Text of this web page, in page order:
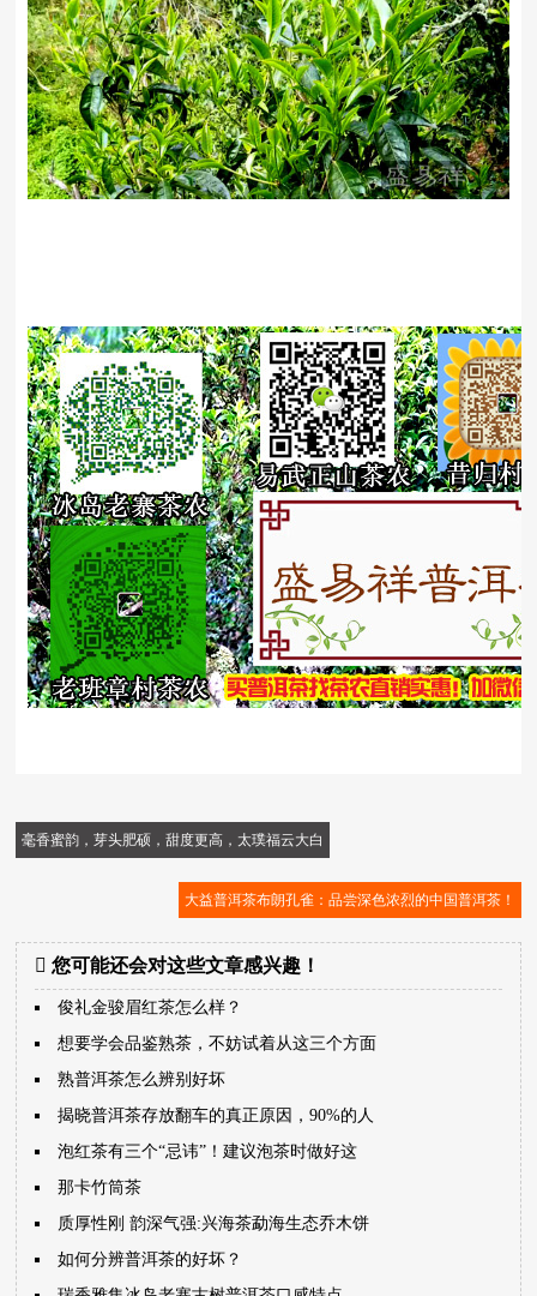
毫香蜜韵，芽头肥硕，甜度更高，太璞福云大白
大益普洱茶布朗孔雀：品尝深色浓烈的中国普洱茶！
您可能还会对这些文章感兴趣！
俊礼金骏眉红茶怎么样？
想要学会品鉴熟茶，不妨试着从这三个方面
熟普洱茶怎么辨别好坏
揭晓普洱茶存放翻车的真正原因，90%的人
泡红茶有三个“忌讳”！建议泡茶时做好这
那卡竹筒茶
质厚性刚 韵深气强:兴海茶勐海生态乔木饼
如何分辨普洱茶的好坏？